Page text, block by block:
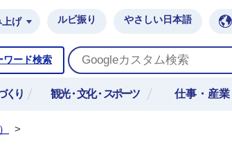
上げ ルビ振り やさしい日本語
ワード検索
くり 観光・文化・スポーツ 仕事・産業
>